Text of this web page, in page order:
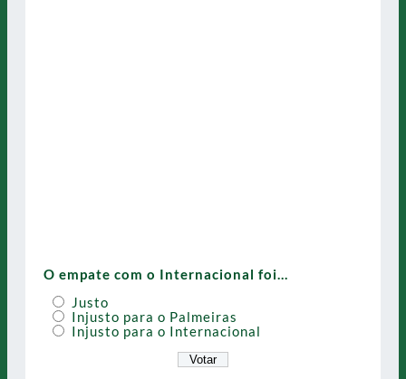
O empate com o Internacional foi…
Justo
Injusto para o Palmeiras
Injusto para o Internacional